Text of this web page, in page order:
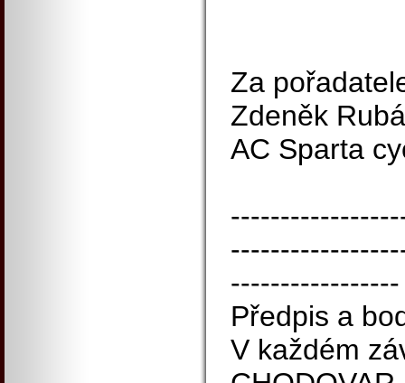
Za
Zdeněk
AC Sparta
-----------------
Předpis a
V každém